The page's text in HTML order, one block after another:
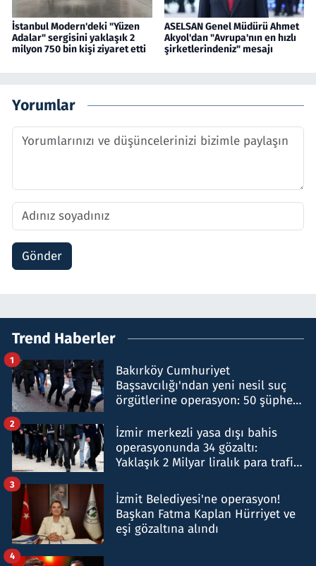
İstanbul Modern'deki "Yüzen
Adalar" sergisini yaklaşık 2
milyon 750 bin kişi ziyaret etti
ASELSAN Genel Müdürü Ahmet
Akyol'dan "Avrupa'nın en hızlı
şirketlerindeniz" mesajı
Yorumlar
Gönder
Trend Haberler
Bakırköy Cumhuriyet
Başsavcılığı'ndan yeni nesil suç
örgütlerine operasyon: 50 şüpheli
1
İzmir merkezli yasa dışı bahis
operasyonunda 34 gözaltı:
Yaklaşık 2 Milyar liralık para trafiği
2
İzmit Belediyesi'ne operasyon!
Başkan Fatma Kaplan Hürriyet ve
eşi gözaltına alındı
3
4